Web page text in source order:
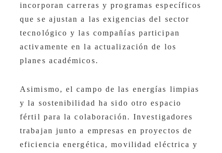
incorporan carreras y programas específicos
que se ajustan a las exigencias del sector
tecnológico y las compañías participan
activamente en la actualización de los
planes académicos.
Asimismo, el campo de las energías limpias
y la sostenibilidad ha sido otro espacio
fértil para la colaboración. Investigadores
trabajan junto a empresas en proyectos de
eficiencia energética, movilidad eléctrica y